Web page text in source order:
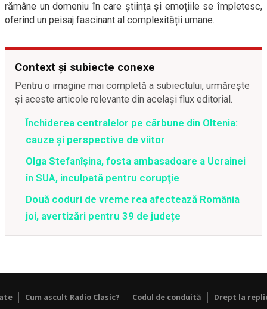
rămâne un domeniu în care știința și emoțiile se împletesc,
oferind un peisaj fascinant al complexității umane.
Context și subiecte conexe
Pentru o imagine mai completă a subiectului, urmărește
și aceste articole relevante din același flux editorial.
Închiderea centralelor pe cărbune din Oltenia:
cauze și perspective de viitor
Olga Stefanîşina, fosta ambasadoare a Ucrainei
în SUA, inculpată pentru corupţie
Două coduri de vreme rea afectează România
joi, avertizări pentru 39 de județe
Cum ascult Radio Clasic? Codul de conduită Drept la